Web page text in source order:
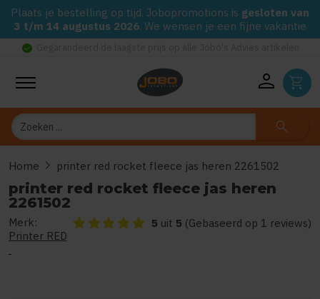
Plaats je bestelling op tijd. Jobopromotions is gesloten van
3 t/m 14 augustus 2026. We wensen je een fijne vakantie
check_circle
person shopping_cart
Zoeken search
Home chevron_right printer red rocket fleece jas heren 2261502
printer red rocket fleece jas heren
2261502
Merk:
Printer RED
De beoordeling van dit product is5 van de 5
5 uit 5 (Gebaseerd op 1 reviews)